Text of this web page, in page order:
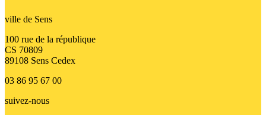
ville de Sens
100 rue de la république
CS 70809
89108 Sens Cedex
03 86 95 67 00
suivez-nous